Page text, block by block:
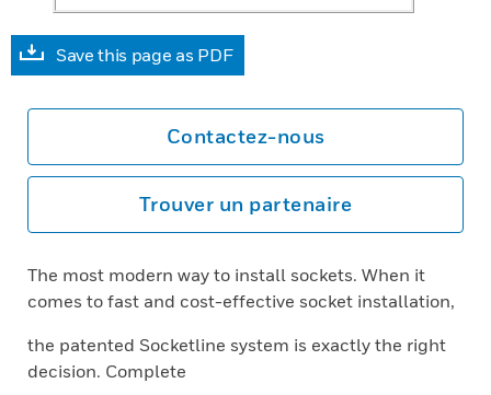
Save this page as PDF
Contactez-nous
Trouver un partenaire
The most modern way to install sockets. When it
comes to fast and cost-effective socket installation,
the patented Socketline system is exactly the right
decision. Complete